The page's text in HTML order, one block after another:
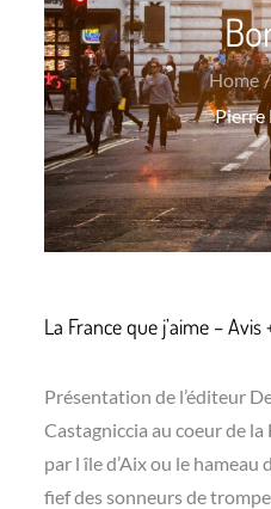
Home
Pierre
La France que j’aime – Avis
Présentation de l’éditeur
Castagniccia au coeur de
par l île d’Aix ou le
fief des sonneurs de